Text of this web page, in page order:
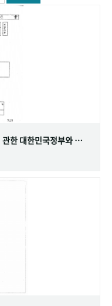
가족계획 분야에 있어서의 기술협력에 관한 대한민국정부와 스웨덴 정부간의 협정